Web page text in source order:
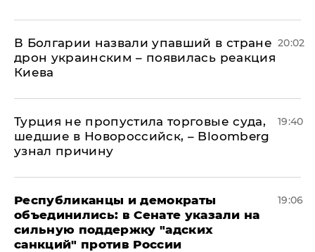
В Болгарии назвали упавший в стране
дрон украинским – появилась реакция
Киева
20:02
Турция не пропустила торговые суда,
шедшие в Новороссийск, – Bloomberg
узнал причину
19:40
Республиканцы и демократы
объединились: в Сенате указали на
сильную поддержку "адских
санкций" против России
19:06